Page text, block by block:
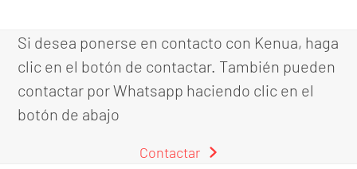
25,00 €.20,00 €.
Si desea ponerse en contacto con Kenua, haga
clic en el botón de contactar. También pueden
contactar por Whatsapp haciendo clic en el
botón de abajo
Contactar